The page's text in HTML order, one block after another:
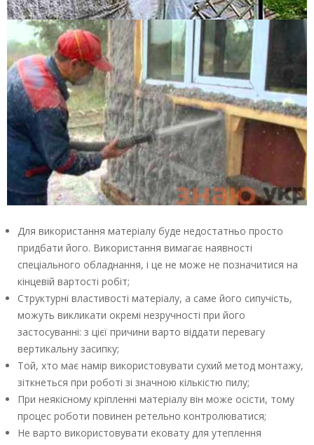
Для використання матеріалу буде недостатньо просто
придбати його. Використання вимагає наявності
спеціального обладнання, і це не може не позначитися на
кінцевій вартості робіт;
Структурні властивості матеріалу, а саме його сипучість,
можуть викликати окремі незручності при його
застосуванні: з цієї причини варто віддати перевагу
вертикальну засипку;
Той, хто має намір використовувати сухий метод монтажу,
зіткнеться при роботі зі значною кількістю пилу;
При неякісному кріпленні матеріалу він може осісти, тому
процес роботи повинен ретельно контролюватися;
Не варто використовувати ековату для утеплення